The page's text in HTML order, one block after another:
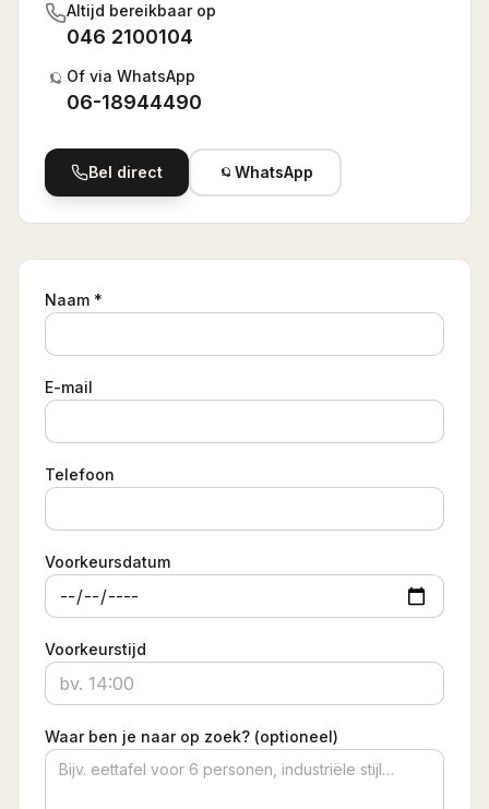
Altijd bereikbaar op
046 2100104
Of via WhatsApp
06-18944490
Bel direct WhatsApp
Naam *
E-mail
Telefoon
Voorkeursdatum
Voorkeurstijd
Waar ben je naar op zoek? (optioneel)